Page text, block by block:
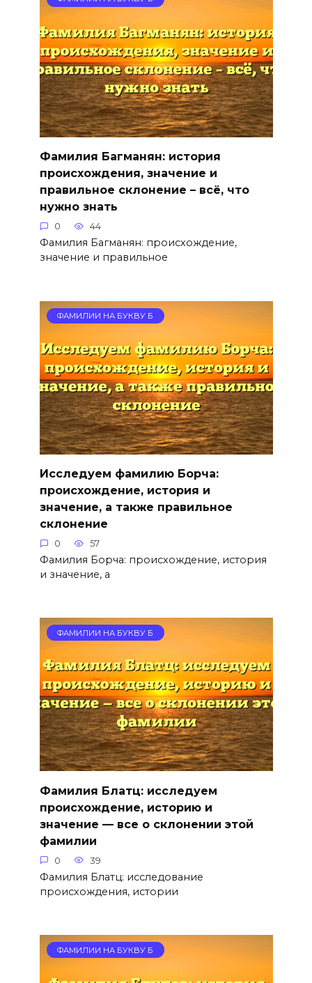
Фамилия Багманян: история
происхождения, значение и
правильное склонение – всё, что
нужно знать
0 44
Фамилия Багманян: происхождение,
значение и правильное
ФАМИЛИИ НА БУКВУ Б
Исследуем фамилию Борча:
происхождение, история и
значение, а также правильное
склонение
0 57
Фамилия Борча: происхождение, история
и значение, а
ФАМИЛИИ НА БУКВУ Б
Фамилия Блатц: исследуем
происхождение, историю и
значение — все о склонении этой
фамилии
0 39
Фамилия Блатц: исследование
происхождения, истории
ФАМИЛИИ НА БУКВУ Б